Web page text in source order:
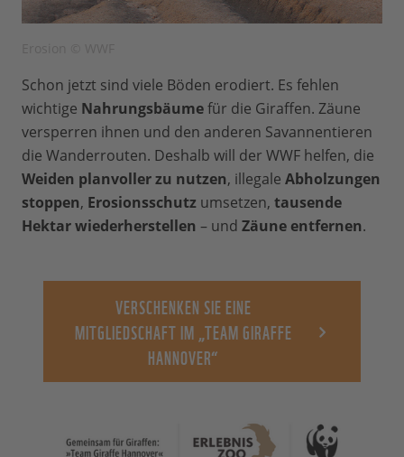
Schon jetzt sind viele Böden erodiert. Es fehlen
wichtige Nahrungsbäumefür die Giraffen. Zäune
versperren ihnen und den anderen Savannentieren
die Wanderrouten. Deshalb will der WWF helfen, die
Weiden planvoller zu nutzen, illegale Abholzungen
stoppen, Erosionsschutz umsetzen, tausende
Hektar wiederherstellen – und Zäune entfernen.
VERSCHENKEN SIE EINE
MITGLIEDSCHAFT IM „TEAM GIRAFFE
HANNOVER“